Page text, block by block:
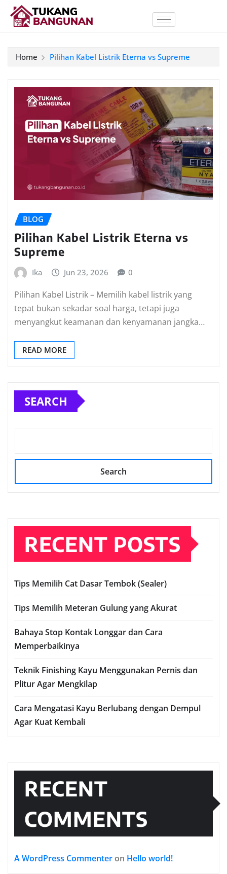
Home Pilihan Kabel Listrik Eterna vs Supreme
BLOG
Pilihan Kabel Listrik Eterna vs
Supreme
Ika Jun 23, 2026 0
Pilihan Kabel Listrik – Memilih kabel listrik yang
tepat bukan sekadar soal harga, tetapi juga
menyangkut keamanan dan kenyamanan jangka…
READ MORE
SEARCH
Search
RECENT POSTS
Tips Memilih Cat Dasar Tembok (Sealer)
Tips Memilih Meteran Gulung yang Akurat
Bahaya Stop Kontak Longgar dan Cara
Memperbaikinya
Teknik Finishing Kayu Menggunakan Pernis dan
Plitur Agar Mengkilap
Cara Mengatasi Kayu Berlubang dengan Dempul
Agar Kuat Kembali
RECENT
COMMENTS
A WordPress Commenter on Hello world!